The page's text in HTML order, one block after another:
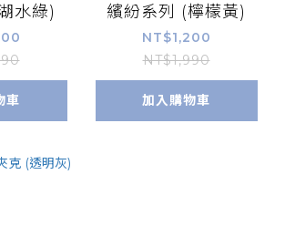
水綠)
車
繽紛系列 (檸檬黃)
NT$1,200
NT$1,990
加入購物車